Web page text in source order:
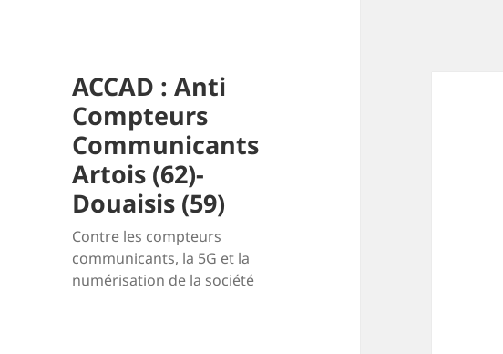
ACCAD : Anti
Compteurs
Communicants
Artois (62)-
Douaisis (59)
Contre les compteurs
communicants, la 5G et la
numérisation de la société